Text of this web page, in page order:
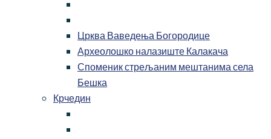
Црква Ваведења Богородице
Археолошко налазиште Калакача
Споменик стрељаним мештанима села
Бешка
Крчедин